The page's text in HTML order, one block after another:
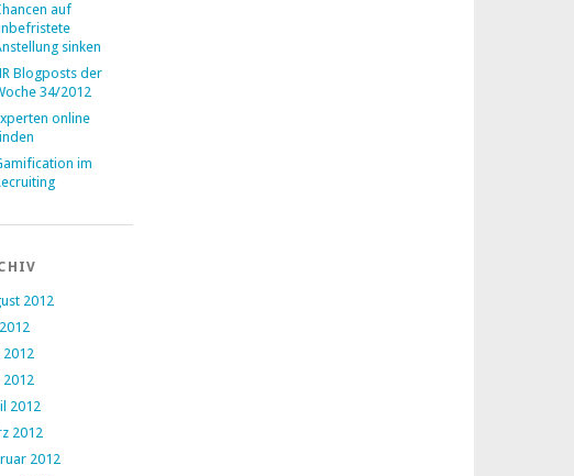
auf
sinken
Blogposts der
34/2012
online
im
2012
2012
2012
2012
2012
2012